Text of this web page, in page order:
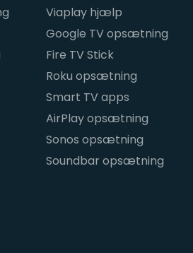
Viaplay hjælp
Google TV opsætning
Fire TV Stick
Roku opsætning
Smart TV apps
AirPlay opsætning
Sonos opsætning
Soundbar opsætning